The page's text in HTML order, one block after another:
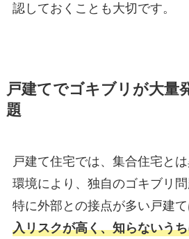
認しておくことも大切です。
戸建てでゴキブリが大量
題
戸建て住宅では、集合住宅と
環境により、独自のゴキブリ問
特に外部との接点が多い戸建て
入リスクが高く、知らないう